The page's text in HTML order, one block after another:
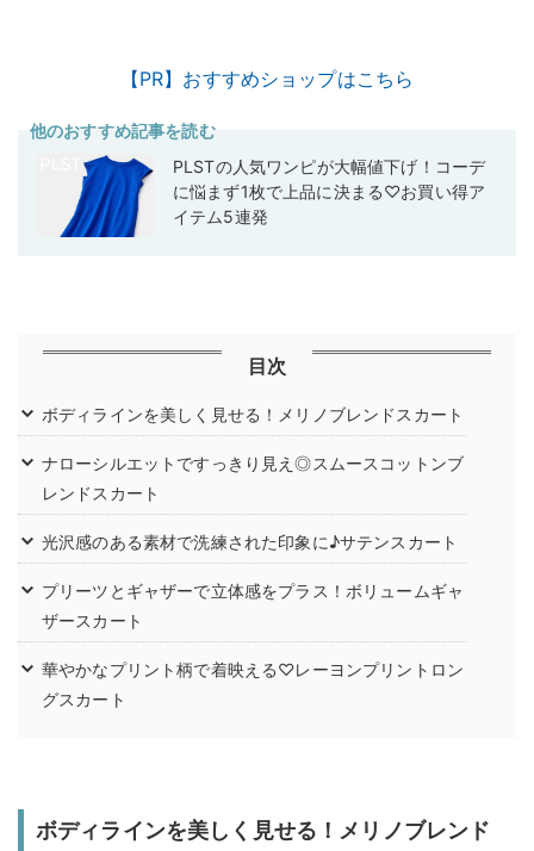
【PR】おすすめショップはこちら
他のおすすめ記事を読む
PLSTの人気ワンピが大幅値下げ！コーデ
に悩まず1枚で上品に決まる♡お買い得ア
イテム5連発
目次
ボディラインを美しく見せる！メリノブレンドスカート
ナローシルエットですっきり見え◎スムースコットンブ
レンドスカート
光沢感のある素材で洗練された印象に♪サテンスカート
プリーツとギャザーで立体感をプラス！ボリュームギャ
ザースカート
華やかなプリント柄で着映える♡レーヨンプリントロン
グスカート
ボディラインを美しく見せる！メリノブレンド